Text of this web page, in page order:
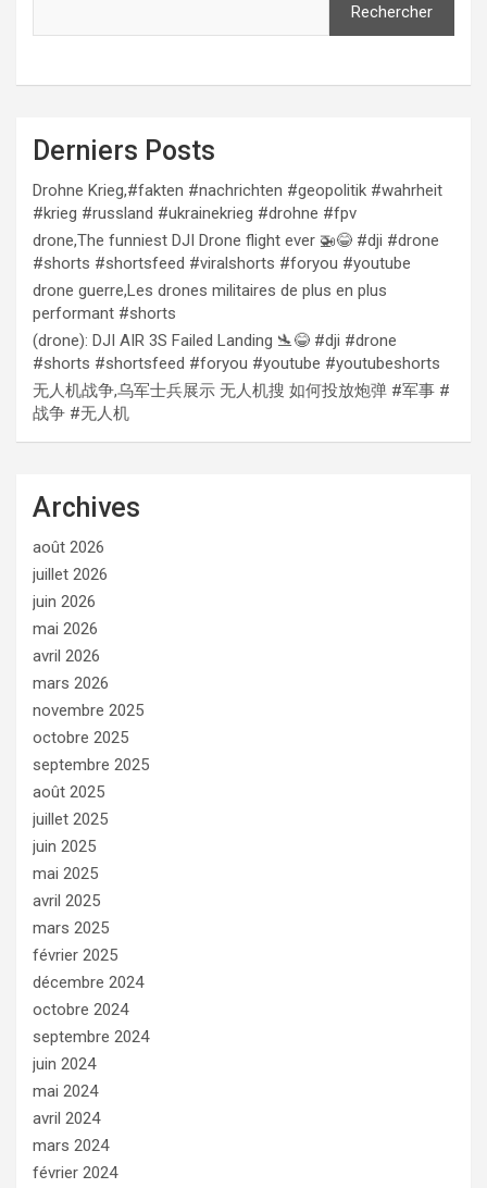
Rechercher
Derniers Posts
Drohne Krieg,#fakten #nachrichten #geopolitik #wahrheit
#krieg #russland #ukrainekrieg #drohne #fpv
drone,The funniest DJI Drone flight ever 🚁😂 #dji #drone
#shorts #shortsfeed #viralshorts #foryou #youtube
drone guerre,Les drones militaires de plus en plus
performant #shorts
(drone): DJI AIR 3S Failed Landing 🛬😂 #dji #drone
#shorts #shortsfeed #foryou #youtube #youtubeshorts
无人机战争,乌军士兵展示 无人机搜 如何投放炮弹 #军事 #
战争 #无人机
Archives
août 2026
juillet 2026
juin 2026
mai 2026
avril 2026
mars 2026
novembre 2025
octobre 2025
septembre 2025
août 2025
juillet 2025
juin 2025
mai 2025
avril 2025
mars 2025
février 2025
décembre 2024
octobre 2024
septembre 2024
juin 2024
mai 2024
avril 2024
mars 2024
février 2024